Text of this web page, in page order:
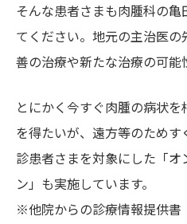
そんな患者さまも肉腫科の
てください。地元の主治医
善の治療や新たな治療の可能
とにかく今すぐ肉腫の病状
を得たいが、遠方等のため
診患者さまを対象にした「
ン」も実施しています。
※他院からの診療情報提供書